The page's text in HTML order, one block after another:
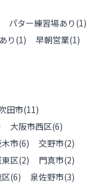
パター練習場あり (1)
り(1) 早朝営業(1)
田市(11)
大阪市西区(6)
市(6) 交野市(2)
区(2) 門真市(2)
(6) 泉佐野市(3)